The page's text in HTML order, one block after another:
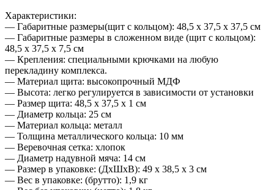
Характеристики:
— Габаритные размеры(щит с кольцом): 48,5 x 37,5 х 37,5 см
— Габаритные размеры в сложенном виде (щит с кольцом):
48,5 x 37,5 х 7,5 см
— Крепления: специальными крючками на любую
перекладину комплекса.
— Материал щита: высокопрочный МДФ
— Высота: легко регулируется в зависимости от установки
— Размер щита: 48,5 x 37,5 х 1 см
— Диаметр кольца: 25 см
— Материал кольца: металл
— Толщина металлического кольца: 10 мм
— Веревочная сетка: хлопок
— Диаметр надувной мяча: 14 см
— Размер в упаковке: (ДхШхВ): 49 x 38,5 x 3 см
— Вес в упаковке: (брутто): 1,9 кг